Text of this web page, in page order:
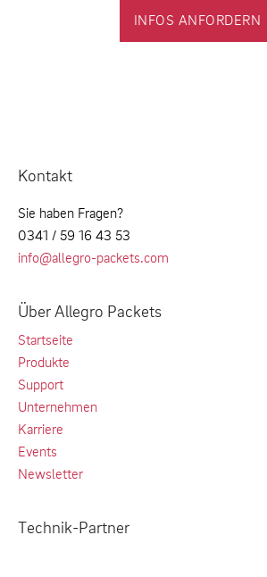
INFOS ANFORDERN
Kontakt
Sie haben Fragen?
0341 / 59 16 43 53
info@allegro-packets.com
Über Allegro Packets
Startseite
Produkte
Support
Unternehmen
Karriere
Events
Newsletter
Technik-Partner